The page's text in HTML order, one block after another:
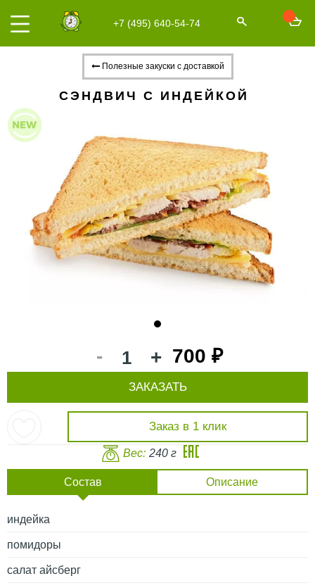
+7 (495) 640-54-74
Полезные закуски с доставкой
СЭНДВИЧ С ИНДЕЙКОЙ
- + 700 ₽
Заказ в 1 клик
ЗАКАЗАТЬ
Вес: 240 г
Состав Описание
индейка
помидоры
салат айсберг